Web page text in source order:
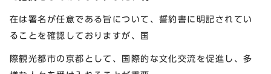
在は署名が任意である旨について、誓約書に明記されてい
ることを確認しておりますが、国
際観光都市の京都として、国際的な文化交流を促進し、多